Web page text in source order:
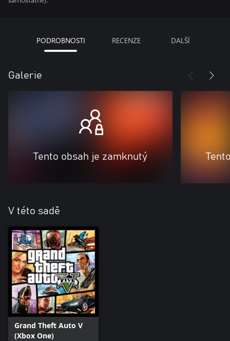
PODROBNOSTI RECENZE DALŠÍ
Galerie
Tento obsah je zamknutý
V této sadě
Grand Theft Auto V
(Xbox One)